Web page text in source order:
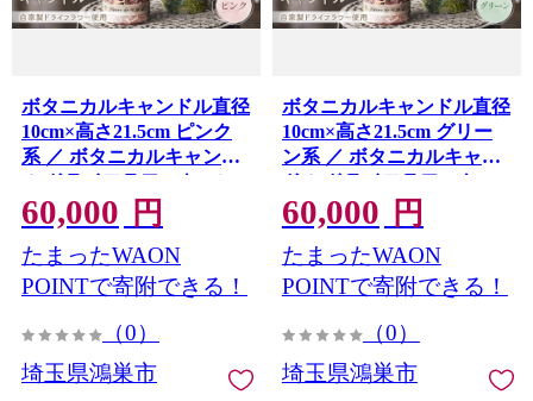
ボタニカルキャンドル直径
10cm×高さ21.5cm ピンク
系 ／ ボタニカルキャンド
ル ドライフラワーキャン
ドル 観賞用キャンドル フ
ラワーキャンドル インテ
リア 雑貨 ナチュラルイン
テリア 北欧インテリア ギ
築祝い おしゃれ 癒し空間
埼玉県 No.638-04
60,000 円
たまったWAON
POINTで寄附できる！
（0）
埼玉県鴻巣市
ボタニカルキャンドル直径
10cm×高さ21.5cm グリー
ン系 ／ ボタニカルキャン
ドル ドライフラワーキャ
ンドル 観賞用キャンドル
フラワーキャンドル イン
テリア 雑貨 ナチュラルイ
ンテリア 北欧インテリア
新築祝い おしゃれ 癒し空
ー 埼玉県 No.638-03
60,000 円
たまったWAON
POINTで寄附できる！
（0）
埼玉県鴻巣市